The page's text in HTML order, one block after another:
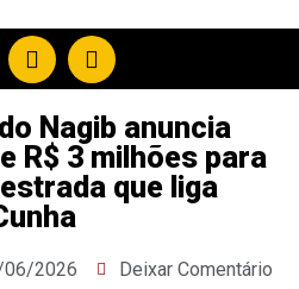
Nagib anuncia
R$ 3 milhões para
que liga
2026 Deixar Comentário